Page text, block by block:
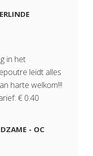
in het
leidt alles
harte welkom!!!
€ 0.40
- OC